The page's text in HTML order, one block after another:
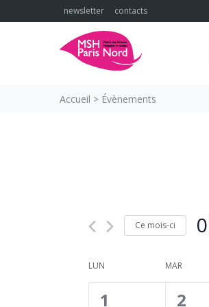
to
newsletter contacts
Accueil > Évènements
Ce mois-ci
CALENDRIER
DE
LUN MAR
0
1
0
2